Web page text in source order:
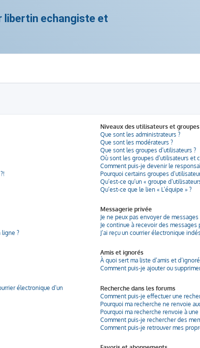
libertin echangiste et
ligne ?
électronique d’un
Niveaux des utilisateurs et
Que sont les administrateurs ?
Que sont les modérateurs ?
Que sont les groupes d’utilisateurs ?
Où sont les groupes d’utilisateurs et
Comment puis-je devenir le
Pourquoi certains groupes
Qu’est-ce qu’un « groupe
Qu’est-ce que le lien « L’équipe » ?
Messagerie privée
Je ne peux pas envoyer de
Je continue à recevoir des
J’ai reçu un courrier électronique
Amis et ignorés
À quoi sert ma liste d’amis et
Comment puis-je ajouter ou
Recherche dans les forums
Comment puis-je effectuer une
Pourquoi ma recherche ne renvoie
Pourquoi ma recherche renvoie à
Comment puis-je rechercher des
Comment puis-je retrouver mes